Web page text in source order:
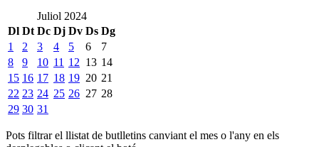
Juliol 2024
Dl Dt Dc Dj Dv Ds Dg
1
2 3 4 5 6
7
8
9 10 11 12 13 14
15 16 17 18 19 20 21
22 23 24 25 26 27 28
29 30 31
Pots filtrar el llistat de butlletins canviant el mes o l'any en els